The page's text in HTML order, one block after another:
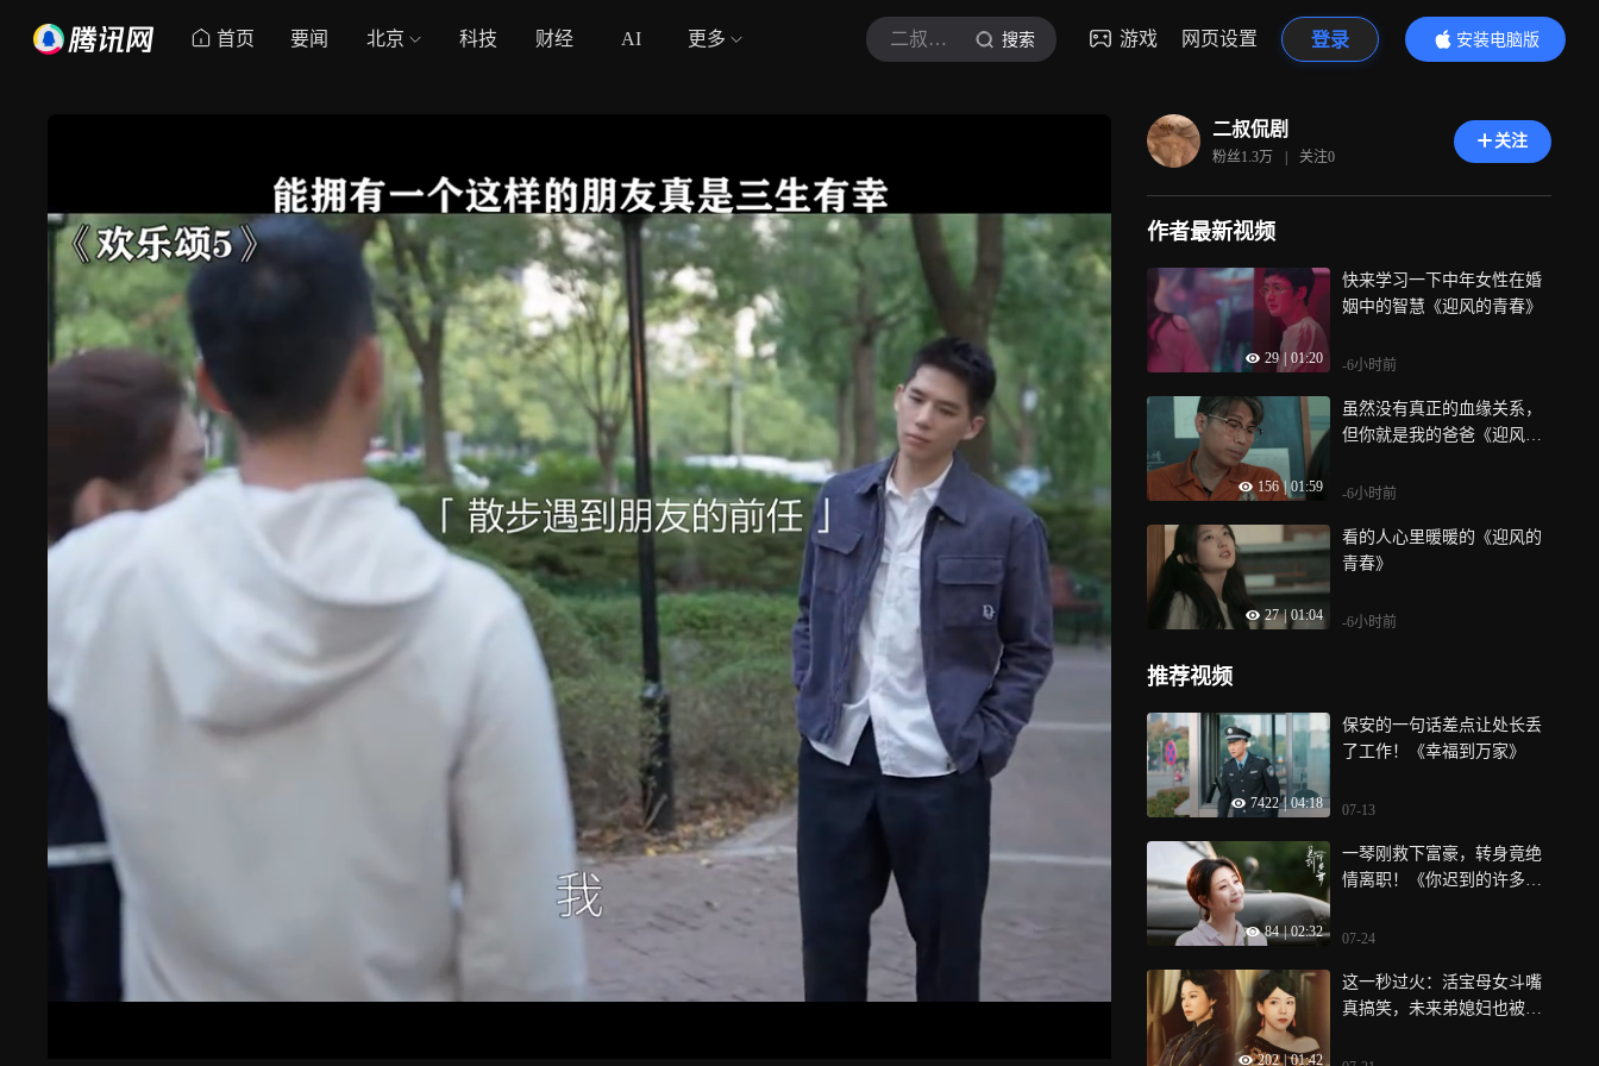
首页 要闻 北京 科技 财经 AI 更多 二叔侃剧 搜索 游戏 网页设置 登录
安装电脑版
内容更精彩
二叔侃剧
粉丝1.3万 | 关注0
关注
作者最新视频
29 01:20
快来学习一下中年女性在婚
姻中的智慧《迎风的青春》
-6小时前
156 | 01:59
虽然没有真正的血缘关系，
但你就是我的爸爸《迎风的
-6小时前
27 | 01:04
看的人心里暖暖的《迎风的
青春》
-6小时前
推荐视频
7422 | 04:18
保安的一句话差点让处长丢
了工作！《幸福到万家》
07-13
84 | 02:32
一琴刚救下富豪，转身竟绝
情离职！《你迟到的许多
07-24
202 01:42
这一秒过火：活宝母女斗嘴
真搞笑，未来弟媳妇也被慕